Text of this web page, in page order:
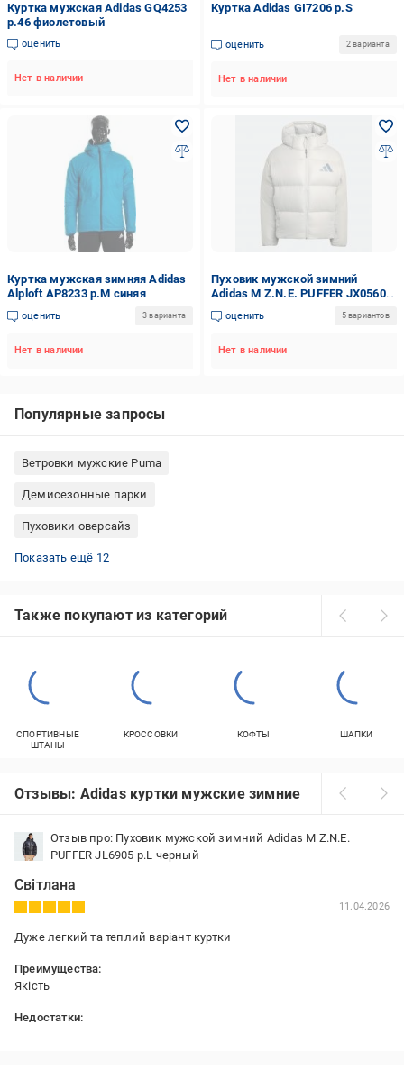
Куртка мужская Adidas GQ4253
р.46 фиолетовый
оценить
Нет в наличии
Куртка Adidas GI7206 р.S
оценить 2 варианта
Нет в наличии
Куртка мужская зимняя Adidas
Alploft AP8233 р.M синяя
оценить 3 варианта
Нет в наличии
Пуховик мужской зимний
Adidas M Z.N.E. PUFFER JX0560
р.2XL серый
оценить 5 вариантов
Нет в наличии
Популярные запросы
Ветровки мужские Puma
Демисезонные парки
Пуховики оверсайз
Демисезонные женские куртки больших размеров
Куртки ветровлагозащитные зимние ВСУ
Куртки женские весна Турция
Куртки женские 54 размера
Женские куртки от украинского производителя
Куртка Nike женская
Стеганые куртки мужские
Термо-куртки мужские
Зимние куртки мужские Puma
Пуховики с капюшоном
Зимние куртки Black Vinyl
Куртки-одеяла зимние
Показать ещё 12
Также покупают из категорий
СПОРТИВНЫЕ
ШТАНЫ
КРОССОВКИ КОФТЫ ШАПКИ
Отзывы: Adidas куртки мужские зимние
Отзыв про: Пуховик мужской зимний Adidas M Z.N.E.
PUFFER JL6905 р.L черный
Світлана
11.04.2026
Дуже легкий та теплий варіант куртки
Преимущества:
Якість
Недостатки: